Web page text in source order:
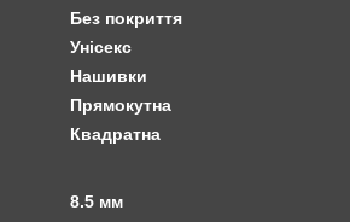
Без покриття
Унісекс
Нашивки
Прямокутна
Квадратна
8.5 мм